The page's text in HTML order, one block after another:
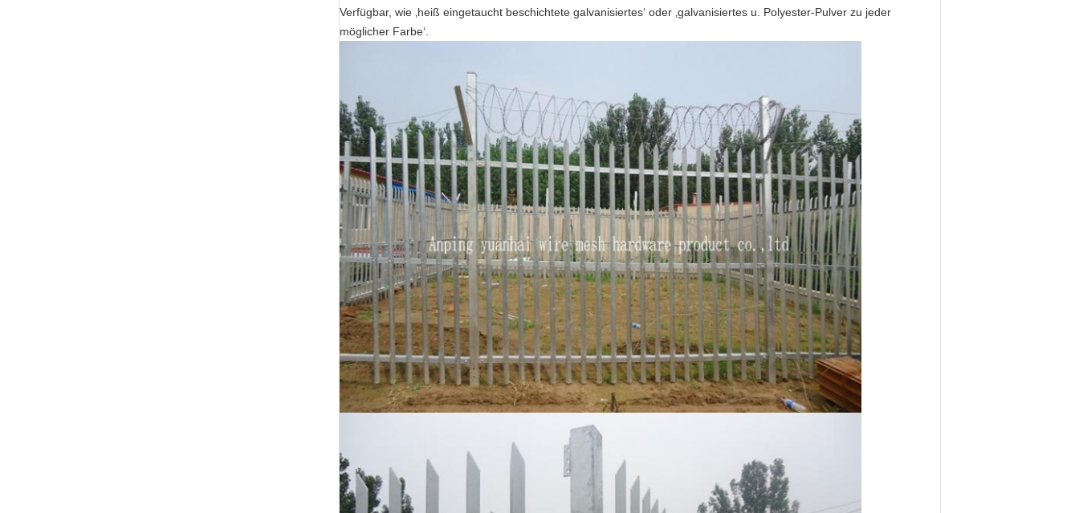
Verfügbar, wie ‚heiß eingetaucht beschichtete galvanisiertes‘ oder ‚galvanisiertes u. Polyester-Pulver zu jeder
möglicher Farbe‘.